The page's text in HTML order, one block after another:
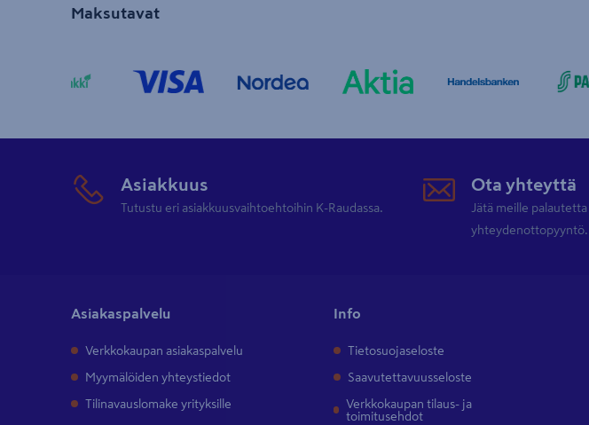
Maksutavat
Asiakkuus
Tutustu eri asiakkuusvaihtoehtoihin K-Raudassa.
Ota yhteyttä
Jätä meille
yhteydenottopyyntö.
Asiakaspalvelu
Verkkokaupan asiakaspalvelu
Myymälöiden yhteystiedot
Tilinavauslomake yrityksille
Info
Tietosuojaseloste
Saavutettavuusseloste
Verkkokaupan tilaus- ja
toimitusehdot